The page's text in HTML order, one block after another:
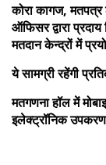
कोरा कागज, मतपत्र
ऑफिसर द्वारा
मतदान केन्द्रों में
ये सामग्री रहेंगी
मतगणना हॉल में
इलेक्ट्रॉनिक